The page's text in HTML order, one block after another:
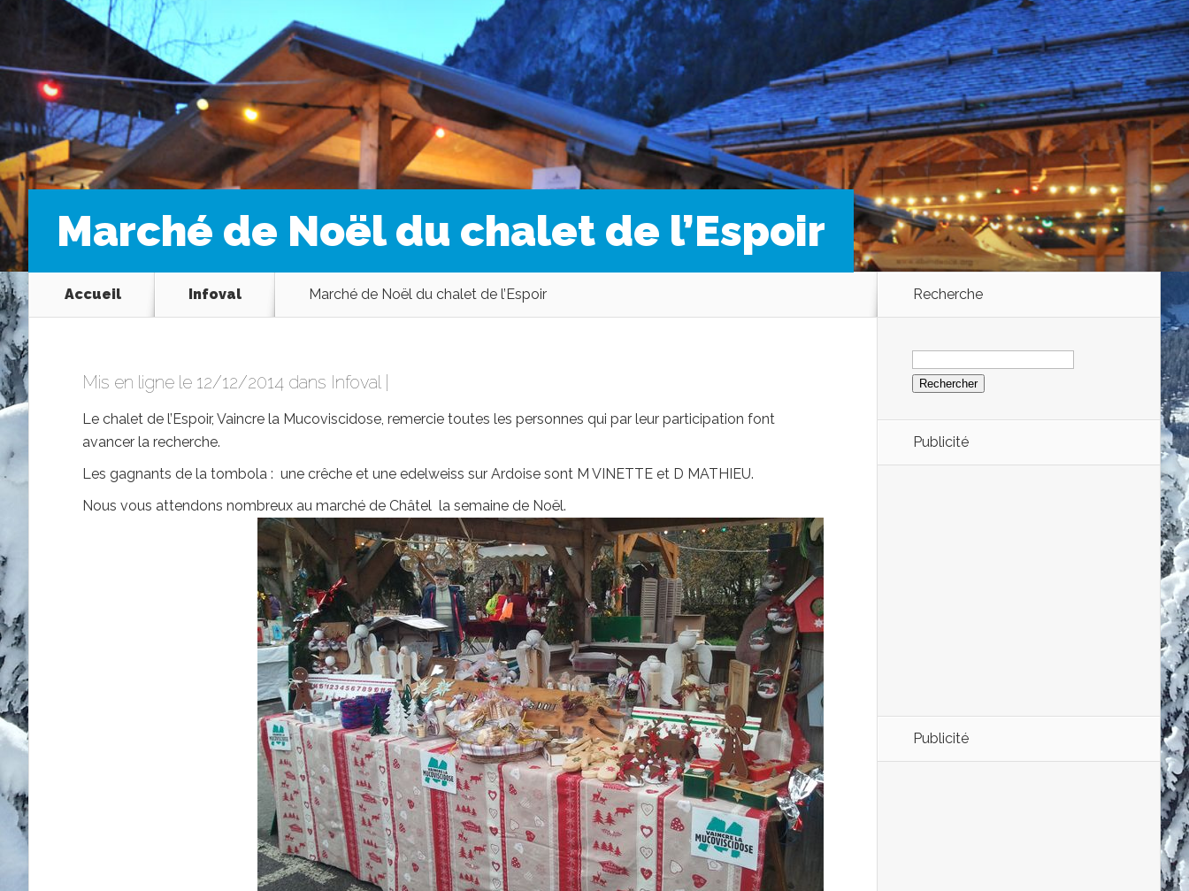
Marché de Noël du chalet de l’Espoir
Accueil Infoval Marché de Noël du chalet de l’Espoir
Mis en ligne le 12/12/2014 dans Infoval|
Le chalet de l’Espoir, Vaincre la Mucoviscidose, remercie toutes les personnes qui par leur participation font
avancer la recherche.
Les gagnants de la tombola : une crêche et une edelweiss sur Ardoise sont M VINETTE et D MATHIEU.
Nous vous attendons nombreux au marché de Châtel la semaine de Noël.
Recherche
Rechercher :
Publicité
Publicité